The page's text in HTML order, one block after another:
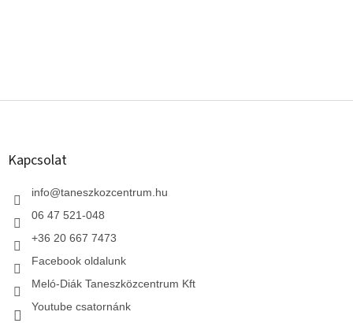
L
Kapcsolat
info@taneszkozcentrum.hu
06 47 521-048
+36 20 667 7473
Facebook oldalunk
Meló-Diák Taneszközcentrum Kft
Youtube csatornánk